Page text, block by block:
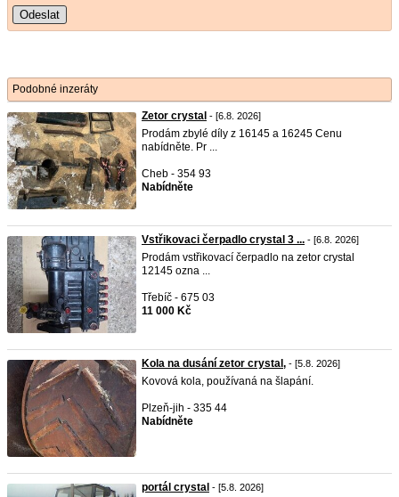
Odeslat
Podobné inzeráty
Zetor crystal - [6.8. 2026]
Prodám zbylé díly z 16145 a 16245 Cenu
nabídněte. Pr ...
Cheb - 354 93
Nabídněte
Vstřikovaci čerpadlo crystal 3 ... - [6.8. 2026]
Prodám vstřikovací čerpadlo na zetor crystal
12145 ozna ...
Třebíč - 675 03
11 000 Kč
Kola na dusání zetor crystal, - [5.8. 2026]
Kovová kola, používaná na šlapání.
Plzeň-jih - 335 44
Nabídněte
portál crystal - [5.8. 2026]